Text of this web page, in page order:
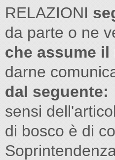
RELAZIONI
da parte o ne
che assume il
darne
dal seguente:
sensi
di bosco è di